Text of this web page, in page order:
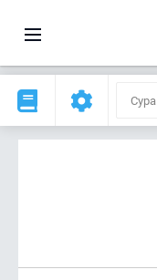
Сура